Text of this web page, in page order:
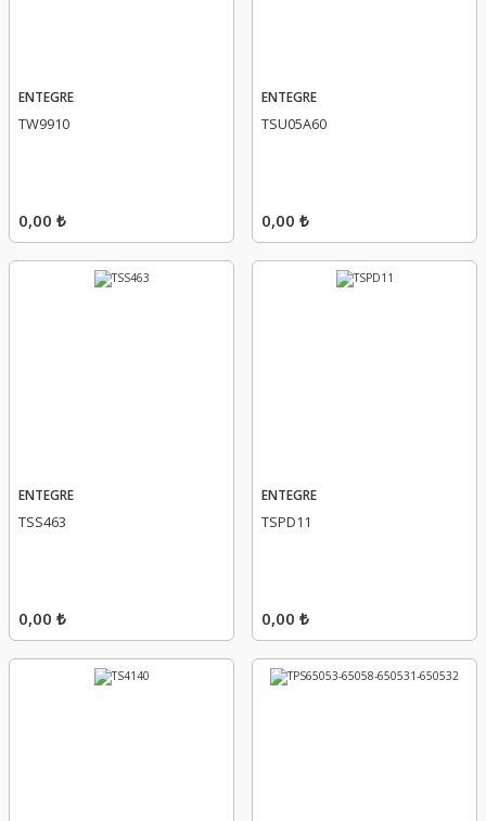
ENTEGRE
TW9910
0,00 ₺
ENTEGRE
TSU05A60
0,00 ₺
ENTEGRE
TSS463
0,00 ₺
ENTEGRE
TSPD11
0,00 ₺